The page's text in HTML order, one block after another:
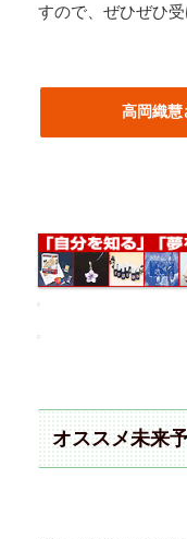
すので、ぜひぜひ
高岡織慧
オススメ未来